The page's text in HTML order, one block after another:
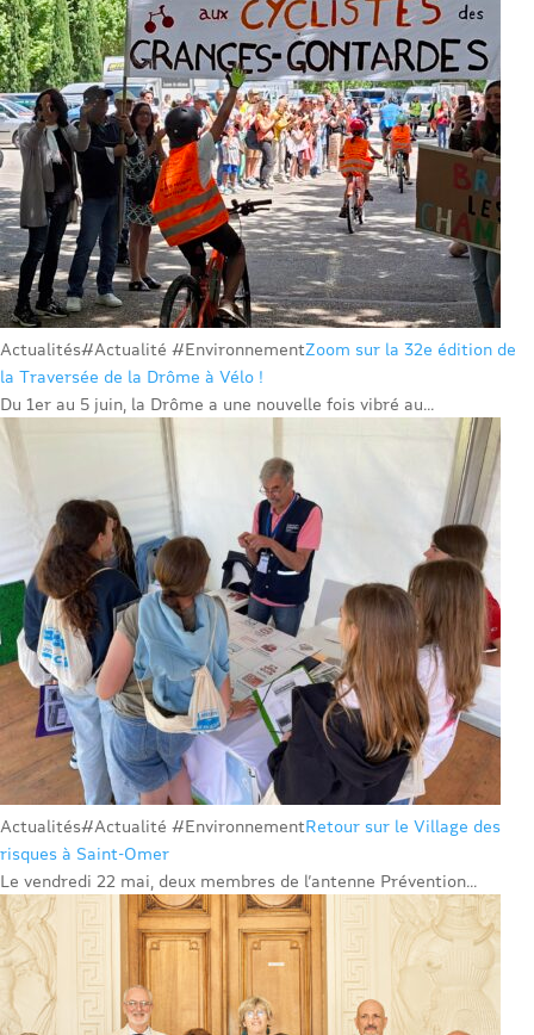
Actualités#Actualité #EnvironnementZoom sur la 32e édition de
la Traversée de la Drôme à Vélo !
Du 1er au 5 juin, la Drôme a une nouvelle fois vibré au...
Actualités#Actualité #EnvironnementRetour sur le Village des
risques à Saint-Omer
Le vendredi 22 mai, deux membres de l’antenne Prévention...